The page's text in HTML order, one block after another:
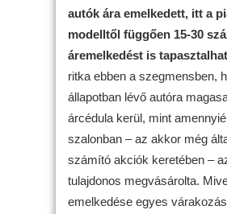
autók ára emelkedett, itt a
modelltől függően 15-30
áremelkedést is
ritka ebben a szegmensben,
állapotban lévő autóra
árcédula kerül, mint
szalonban – az akkor még
számító akciók keretében –
tulajdonos megvásárolta.
emelkedése egyes